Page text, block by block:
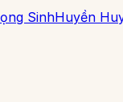
SinhHuyền